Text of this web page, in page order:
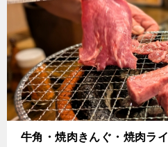
牛角・焼肉きんぐ・焼肉ラ